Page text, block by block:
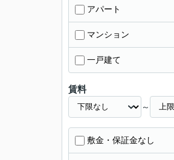
アパート
マンション
一戸建て
賃料
～
敷金・保証金なし